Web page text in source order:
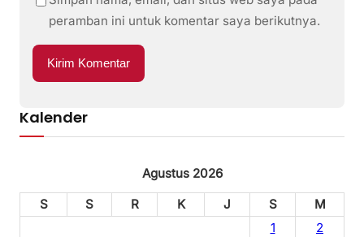
peramban ini untuk komentar saya berikutnya.
Kalender
Agustus 2026
S
S R K J S
M
1
2